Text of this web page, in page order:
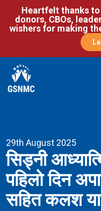
Heartfelt thanks
donors, CBOs,
wishers for making
29th August 2025
सिड्नी
पहिलो दिन
सहित कलश